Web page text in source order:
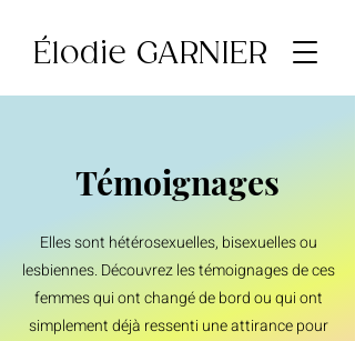
Élodie GARNIER
Témoignages
Elles sont hétérosexuelles, bisexuelles ou
lesbiennes. Découvrez les témoignages de ces
femmes qui ont changé de bord ou qui ont
simplement déjà ressenti une attirance pour